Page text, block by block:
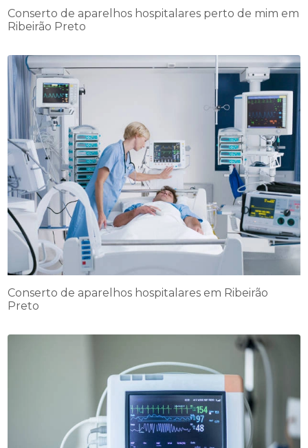
Conserto de aparelhos hospitalares perto de mim em
Ribeirão Preto
Conserto de aparelhos hospitalares em Ribeirão
Preto